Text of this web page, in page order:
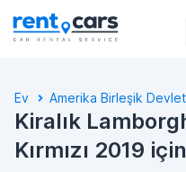
Ev Amerika Birleşik
Kiralık
Kırmızı 2019